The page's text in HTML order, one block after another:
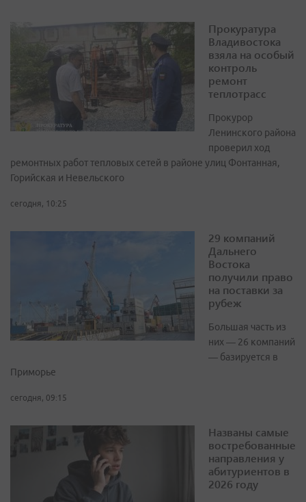
Прокуратура
Владивостока
взяла на особый
контроль
ремонт
теплотрасс
Прокурор
Ленинского района
проверил ход
ремонтных работ тепловых сетей в районе улиц Фонтанная,
Горийская и Невельского
сегодня, 10:25
29 компаний
Дальнего
Востока
получили право
на поставки за
рубеж
Большая часть из
них — 26 компаний
— базируется в
Приморье
сегодня, 09:15
Названы самые
востребованные
направления у
абитуриентов в
2026 году